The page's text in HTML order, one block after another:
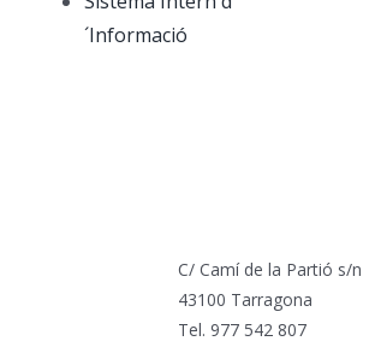
´Informació
C/ Camí de la Partió s/n
43100 Tarragona
Tel. 977 542 807